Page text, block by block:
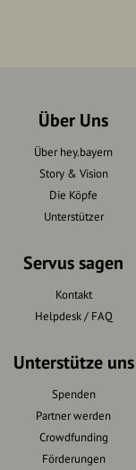
Über Uns
Über hey.bayern
Story & Vision
Die Köpfe
Unterstützer
Servus sagen
Kontakt
Helpdesk / FAQ
Unterstütze uns
Spenden
Partner werden
Crowdfunding
Förderungen